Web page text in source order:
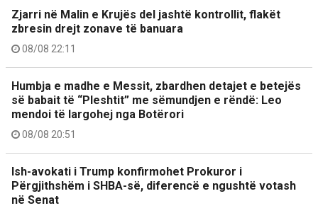
Zjarri në Malin e Krujës del jashtë kontrollit, flakët
zbresin drejt zonave të banuara
08/08 22:11
Humbja e madhe e Messit, zbardhen detajet e betejës
së babait të “Pleshtit” me sëmundjen e rëndë: Leo
mendoi të largohej nga Botërori
08/08 20:51
Ish-avokati i Trump konfirmohet Prokuror i
Përgjithshëm i SHBA-së, diferencë e ngushtë votash
në Senat